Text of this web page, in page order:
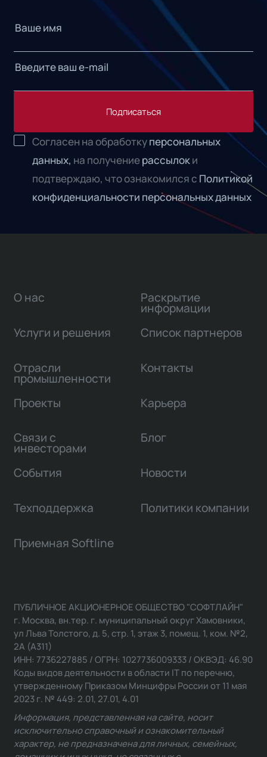
Подписаться
Согласен на обработкуперсональных
данных, на получениерассылок и
подтверждаю, что ознакомился с Политикой
конфиденциальности персональных данных
О нас
Услуги и решения
Отрасли
промышленности
Проекты
Связи с
инвесторами
Раскрытие
информации
Список партнеров
Контакты
Карьера
Блог
События Новости
Техподдержка Политики компании
Приемная Softline
ПУБЛИЧНОЕ АКЦИОНЕРНОЕ ОБЩЕСТВО "СОФТЛАЙН"
г. Москва, вн.тер. г. муниципальный округ Хамовники,
ул Льва Толстого, д. 5, стр. 1, этаж 3, помещ. 1, ком. №2,
2А (А311)
ИНН: 7736227885 / ОГРН: 1027736009333 / ОКВЭД: 46.90
Коды видов деятельности в области IT по перечню,
утвержденному Приказом Минцифры России от 11 мая
2023 г. № 449: 2.01, 27.01, 4.01
Информация, представленная на сайте, носит
исключительно справочный и ознакомительный
характер, не предназначена для личных, семейных,